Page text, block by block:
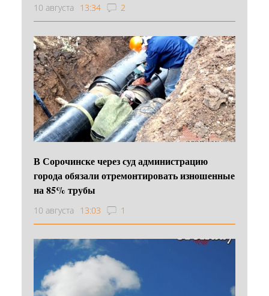
10 августа 13:34 2
В Сорочинске через суд администрацию
города обязали отремонтировать изношенные
на 85% трубы
10 августа 13:03 1